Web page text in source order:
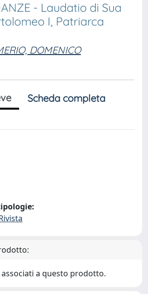
- Laudatio di Sua
I, Patriarca
DOMENICO
Scheda completa
a questo prodotto.